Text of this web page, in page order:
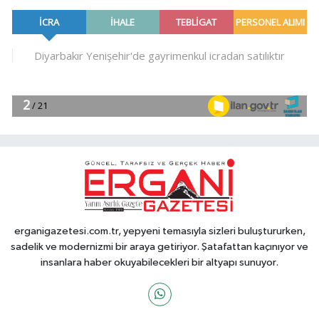
erganigazetesi.com.tr, yepyeni temasıyla sizleri buluştururken,
sadelik ve modernizmi bir araya getiriyor. Şatafattan kaçınıyor ve
insanlara haber okuyabilecekleri bir altyapı sunuyor.